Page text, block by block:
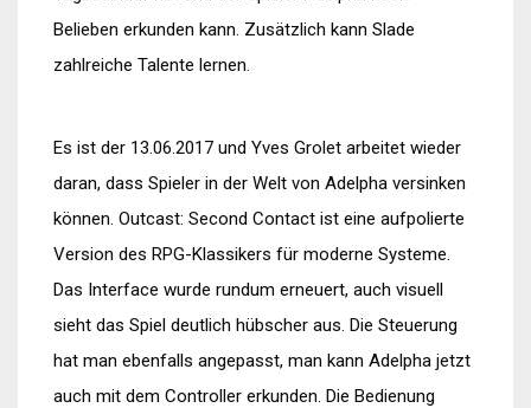
Belieben erkunden kann. Zusätzlich kann Slade
zahlreiche Talente lernen.
Es ist der 13.06.2017 und Yves Grolet arbeitet wieder
daran, dass Spieler in der Welt von Adelpha versinken
können. Outcast: Second Contact ist eine aufpolierte
Version des RPG-Klassikers für moderne Systeme.
Das Interface wurde rundum erneuert, auch visuell
sieht das Spiel deutlich hübscher aus. Die Steuerung
hat man ebenfalls angepasst, man kann Adelpha jetzt
auch mit dem Controller erkunden. Die Bedienung